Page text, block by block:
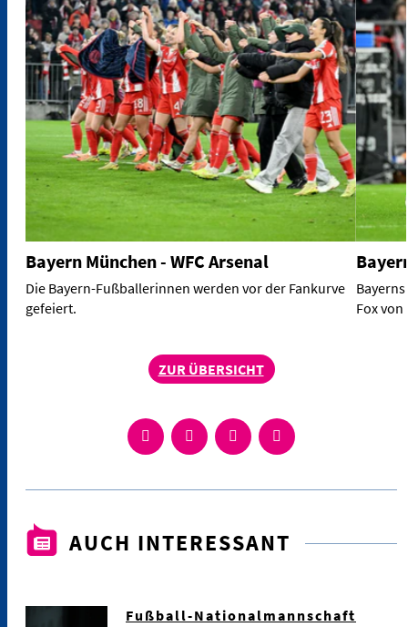
Bayern München - WFC Arsenal
Die Bayern-Fußballerinnen werden vor der Fankurve
gefeiert.
Fox von
ZUR ÜBERSICHT
AUCH INTERESSANT
Fußball-Nationalmannschaft